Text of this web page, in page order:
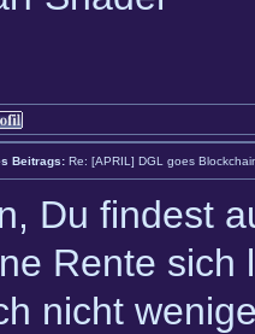
Beitrags: Re: [APRIL] DGL goes
Du findest
Rente sich
nicht